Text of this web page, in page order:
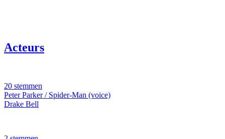
Acteurs
20 stemmen
Peter Parker / Spider-Man (voice)
Drake Bell